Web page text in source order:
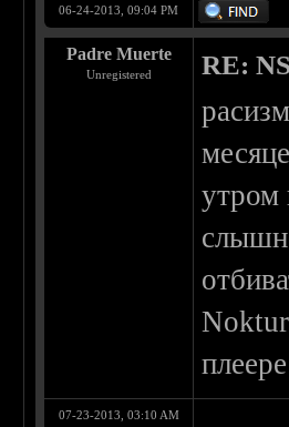
06-24-2013, 09:04 PM
Padre Muerte
Unregistered RE:
утром
07-23-2013, 03:10 AM